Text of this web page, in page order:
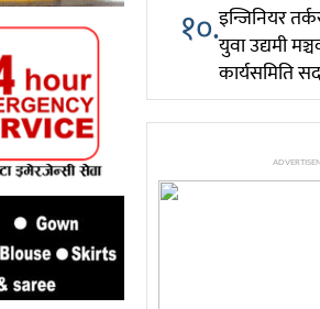
१०.इन्जिनियर
युवा उद्यमी
कार्यसमिति